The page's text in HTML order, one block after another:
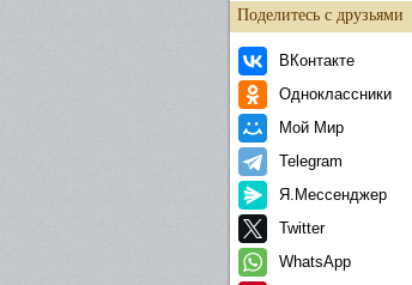
Поделитесь с друзьями
ВКонтакте
Одноклассники
Мой Мир
Telegram
Я.Мессенджер
Twitter
WhatsApp